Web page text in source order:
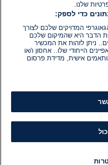
שלנו.
כדי לספק:
המדויקים שלכם לצורך
הדבר היא שהמיקום שלכם
ניתן לזהות את המכשיר
הייחודי שלו.. אחסון ו/או
אישית, מדידת פרסום